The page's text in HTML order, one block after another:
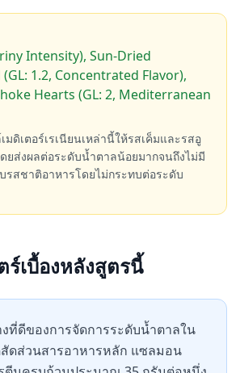
Intensity), Sun-Dried
1.2, Concentrated Flavor),
Hearts (GL: 2, Mediterranean
ดิเตอร์เรเนียนเหล่านี้ให้รสเค็มและรสอู
ยส่งผลต่อระดับน้ำตาลน้อยมากจนถึงไม่มี
รสชาติอาหารโดยไม่กระทบต่อระดับ
ร์เบื้องหลังสูตรนี้
ที่ดีของการจัดการระดับน้ำตาลใน
สัดส่วนสารอาหารหลัก แซลมอน